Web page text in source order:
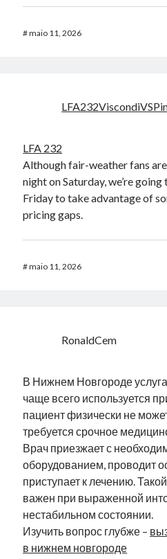
#maio 11, 2026
LFA 232
Although fair-weather fans
night on Saturday, we’re
Friday to take advantage of
pricing gaps.
#maio 11, 2026
RonaldCem
В Нижнем Новгороде
чаще всего используется
пациент физически не
требуется срочное
Врач приезжает с
оборудованием, проводит
приступает к лечению.
важен при выраженной
нестабильном состоянии.
Изучить вопрос глубже –
в нижнем новгороде